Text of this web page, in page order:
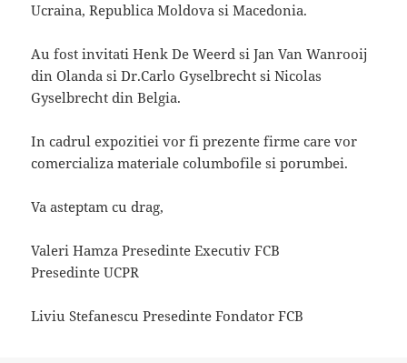
Ucraina, Republica Moldova si Macedonia.
Au fost invitati Henk De Weerd si Jan Van Wanrooij
din Olanda si Dr.Carlo Gyselbrecht si Nicolas
Gyselbrecht din Belgia.
In cadrul expozitiei vor fi prezente firme care vor
comercializa materiale columbofile si porumbei.
Va asteptam cu drag,
Valeri Hamza Presedinte Executiv FCB
Presedinte UCPR
Liviu Stefanescu Presedinte Fondator FCB